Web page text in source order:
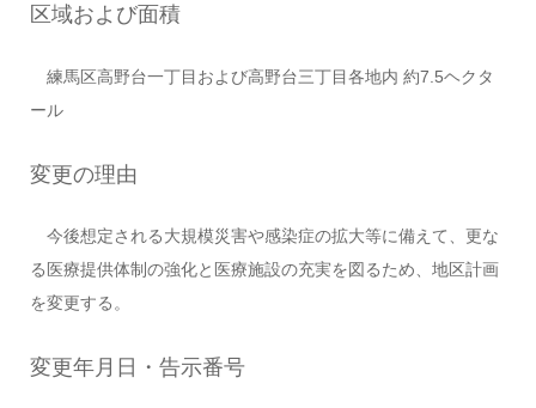
区域および面積
練馬区高野台一丁目および高野台三丁目各地内 約7.5ヘクタ
ール
変更の理由
今後想定される大規模災害や感染症の拡大等に備えて、更な
る医療提供体制の強化と医療施設の充実を図るため、地区計画
を変更する。
変更年月日・告示番号